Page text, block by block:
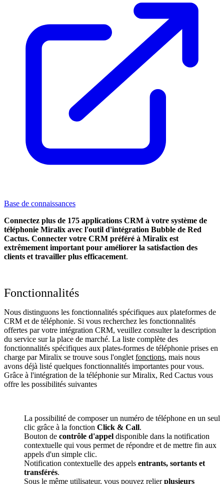
Base de connaissances
Connectez plus de 175 applications CRM à votre système de
téléphonie Miralix avec l'outil d'intégration Bubble de Red
Cactus. Connecter votre CRM préféré à Miralix est
extrêmement important pour améliorer la satisfaction des
clients et travailler plus efficacement.
Fonctionnalités
Nous distinguons les fonctionnalités spécifiques aux plateformes de
CRM et de téléphonie. Si vous recherchez les fonctionnalités
offertes par votre intégration CRM, veuillez consulter la description
du service sur la place de marché. La liste complète des
fonctionnalités spécifiques aux plates-formes de téléphonie prises en
charge par Miralix se trouve sous l'onglet fonctions, mais nous
avons déjà listé quelques fonctionnalités importantes pour vous.
Grâce à l'intégration de la téléphonie sur Miralix, Red Cactus vous
offre les possibilités suivantes
La possibilité de composer un numéro de téléphone en un seul
clic grâce à la fonction Click & Call.
Bouton de contrôle d'appel disponible dans la notification
contextuelle qui vous permet de répondre et de mettre fin aux
appels d'un simple clic.
Notification contextuelle des appels entrants, sortants et
transférés.
Sous le même utilisateur, vous pouvez relierplusieurs